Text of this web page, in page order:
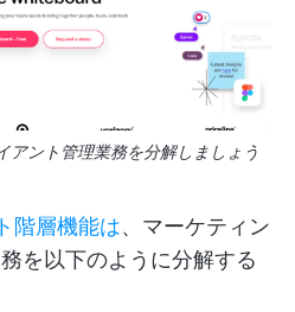
アント管理業務を分解しましょう
階層機能は、マーケティン
を以下のように分解する